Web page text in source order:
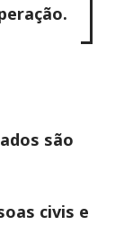
são
civis e